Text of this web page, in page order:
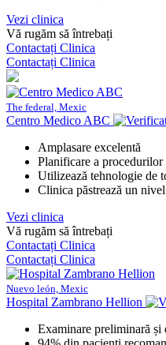
Vezi clinica
Vă rugăm să întrebați
Contactați Clinica
Contactați Clinica
The federal, Mexic
Centro Medico ABC
Amplasare excelentă
Planificare a procedurilor
Utilizează tehnologie de
Clinica păstrează un
Vezi clinica
Vă rugăm să întrebați
Contactați Clinica
Contactați Clinica
Nuevo león, Mexic
Hospital Zambrano Hellion
Examinare preliminară și